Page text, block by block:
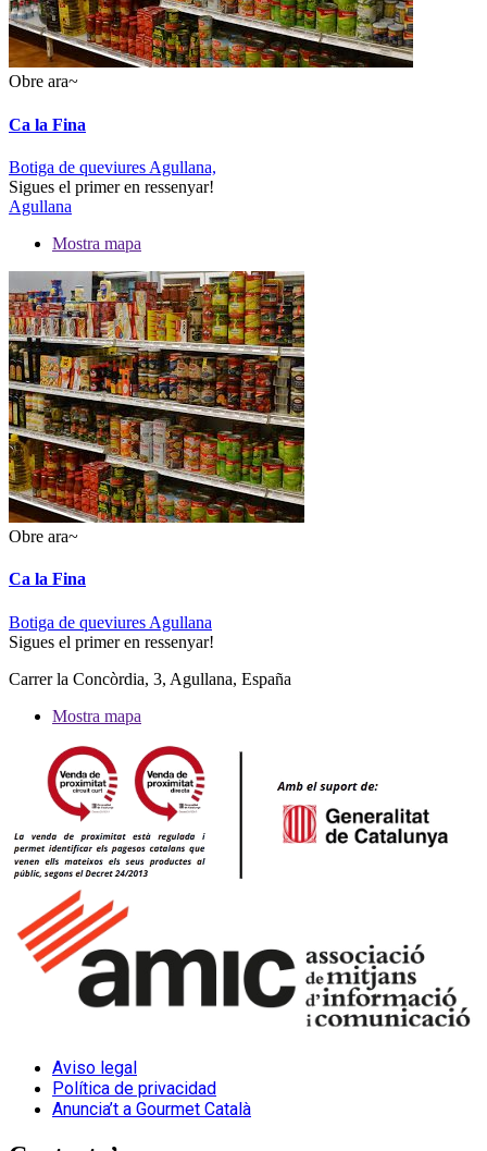
Obre ara~
Ca la Fina
Botiga de queviures Agullana,
Sigues el primer en ressenyar!
Agullana
Mostra mapa
Obre ara~
Ca la Fina
Botiga de queviures Agullana
Sigues el primer en ressenyar!
Carrer la Concòrdia, 3, Agullana, España
Mostra mapa
Aviso legal
Política de privacidad
Anuncia’t a Gourmet Català